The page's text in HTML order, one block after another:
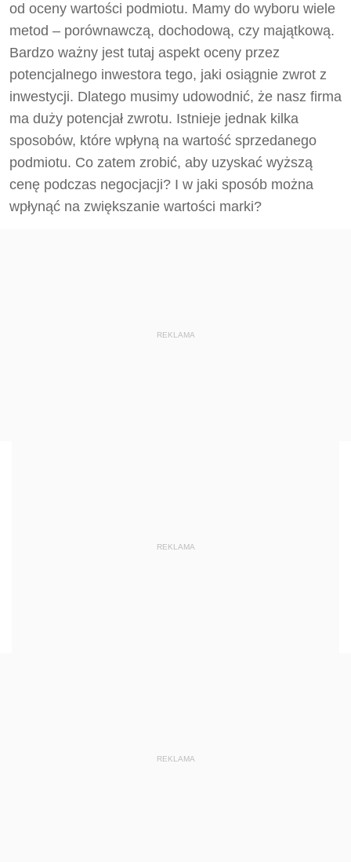
od oceny wartości podmiotu. Mamy do wyboru wiele
metod – porównawczą, dochodową, czy majątkową.
Bardzo ważny jest tutaj aspekt oceny przez
potencjalnego inwestora tego, jaki osiągnie zwrot z
inwestycji. Dlatego musimy udowodnić, że nasz firma
ma duży potencjał zwrotu. Istnieje jednak kilka
sposobów, które wpłyną na wartość sprzedanego
podmiotu. Co zatem zrobić, aby uzyskać wyższą
cenę podczas negocjacji? I w jaki sposób można
wpłynąć na zwiększanie wartości marki?
REKLAMA
REKLAMA
REKLAMA